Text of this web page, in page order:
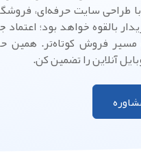
بالقوه خواهد بود؛ اعتماد
فروش کوتاه‌تر. همین
آنلاین را تضمین کن.